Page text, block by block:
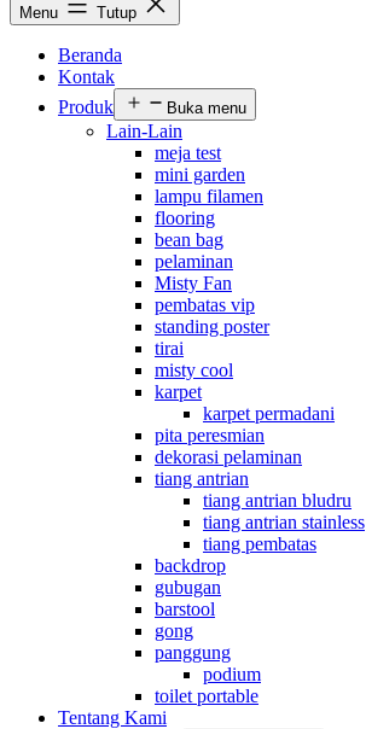
Menu Tutup
Beranda
Kontak
Produk
Buka menu
Lain-Lain
meja test
mini garden
lampu filamen
flooring
bean bag
pelaminan
Misty Fan
pembatas vip
standing poster
tirai
misty cool
karpet
karpet permadani
pita peresmian
dekorasi pelaminan
tiang antrian
tiang antrian bludru
tiang antrian stainless
tiang pembatas
backdrop
gubugan
barstool
gong
panggung
podium
toilet portable
Tentang Kami